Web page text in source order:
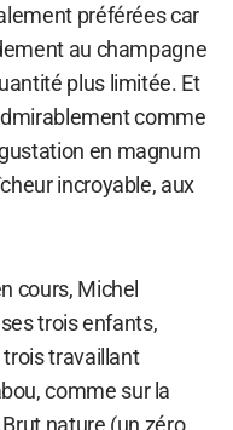
préférées car
au champagne
plus limitée. Et
comme
en magnum
incroyable, aux
cours, Michel
trois enfants,
trois travaillant
comme sur la
nature (un zéro